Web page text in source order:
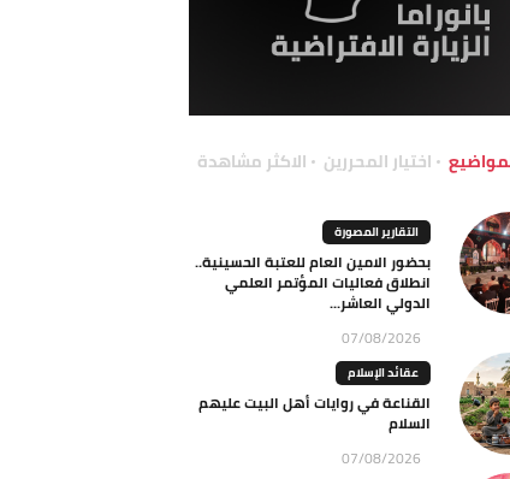
اختيار المحررين الاكثر مشاهدة
التقارير المصورة
بحضور الامين العام للعتبة الحسينية..
انطلاق فعاليات المؤتمر العلمي
الدولي العاشر...
07/08/2026
عقائد الإسلام
القناعة في روايات أهل البيت عليهم
السلام
07/08/2026